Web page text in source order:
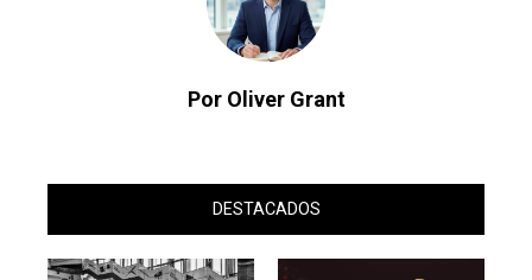
Por Oliver Grant
DESTACADOS